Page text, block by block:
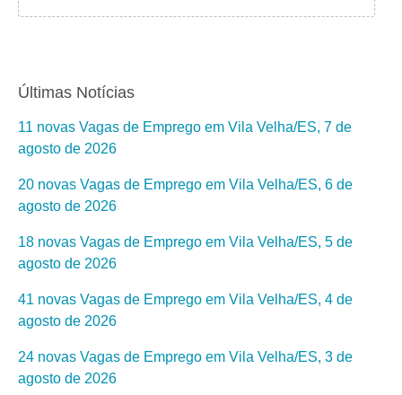
Últimas Notícias
11 novas Vagas de Emprego em Vila Velha/ES, 7 de
agosto de 2026
20 novas Vagas de Emprego em Vila Velha/ES, 6 de
agosto de 2026
18 novas Vagas de Emprego em Vila Velha/ES, 5 de
agosto de 2026
41 novas Vagas de Emprego em Vila Velha/ES, 4 de
agosto de 2026
24 novas Vagas de Emprego em Vila Velha/ES, 3 de
agosto de 2026